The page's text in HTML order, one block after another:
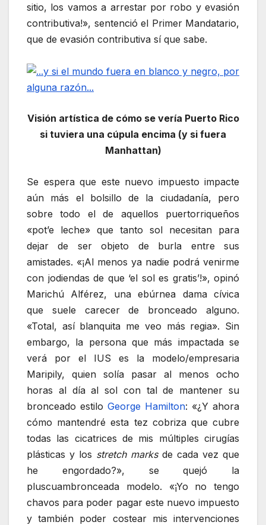
sitio, los vamos a arrestar por robo y evasión
contributiva!», sentenció el Primer Mandatario,
que de evasión contributiva sí que sabe.
Visión artística de cómo se vería Puerto Rico
si tuviera una cúpula encima (y si fuera
Manhattan)
Se espera que este nuevo impuesto impacte
aún más el bolsillo de la ciudadanía, pero
sobre todo el de aquellos puertorriqueños
«pot’e leche» que tanto sol necesitan para
dejar de ser objeto de burla entre sus
amistades. «¡Al menos ya nadie podrá venirme
con jodiendas de que ‘el sol es gratis’!», opinó
Marichú Alférez, una ebúrnea dama cívica
que suele carecer de bronceado alguno.
«Total, así blanquita me veo más regia». Sin
embargo, la persona que más impactada se
verá por el IUS es la modelo/empresaria
Maripily, quien solía pasar al menos ocho
horas al día al sol con tal de mantener su
bronceado estilo George Hamilton: «¿Y ahora
cómo mantendré esta tez cobriza que cubre
todas las cicatrices de mis múltiples cirugías
plásticas y los stretch marksde cada vez que
he engordado?», se quejó la
pluscuambronceada modelo. «¡Yo no tengo
chavos para poder pagar este nuevo impuesto
y también poder costear mis intervenciones